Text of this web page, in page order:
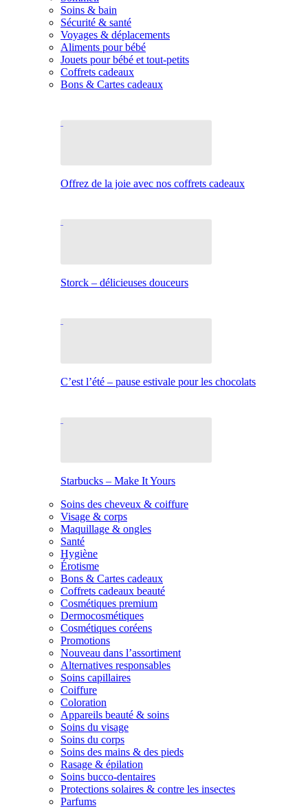
Soins & bain
Sécurité & santé
Voyages & déplacements
Aliments pour bébé
Jouets pour bébé et tout-petits
Coffrets cadeaux
Bons & Cartes cadeaux
Offrez de la joie avec nos coffrets cadeaux
Storck – délicieuses douceurs
C’est l’été – pause estivale pour les chocolats
Starbucks – Make It Yours
Soins des cheveux & coiffure
Visage & corps
Maquillage & ongles
Santé
Hygiène
Érotisme
Bons & Cartes cadeaux
Coffrets cadeaux beauté
Cosmétiques premium
Dermocosmétiques
Cosmétiques coréens
Promotions
Nouveau dans l’assortiment
Alternatives responsables
Soins capillaires
Coiffure
Coloration
Appareils beauté & soins
Soins du visage
Soins du corps
Soins des mains & des pieds
Rasage & épilation
Soins bucco-dentaires
Protections solaires & contre les insectes
Parfums